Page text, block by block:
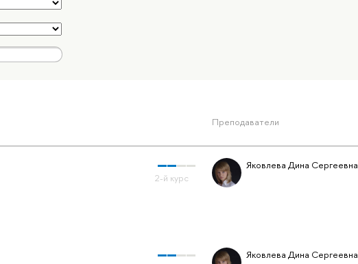
Преподаватели
Яковлева Дина Сергеевна
Яковлева Дина Сергеевна